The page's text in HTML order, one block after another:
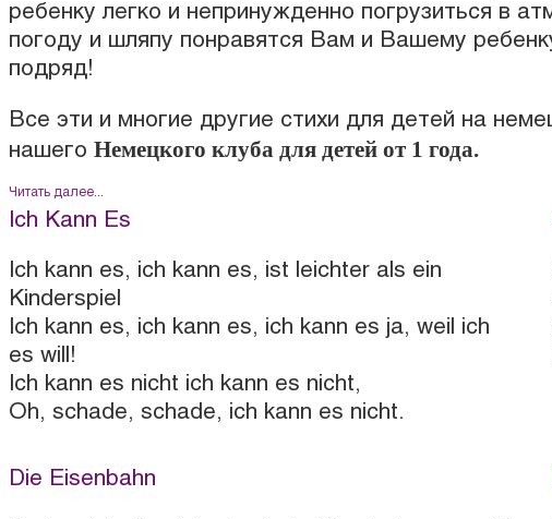
ребенку легко и непринужденно погрузиться в
погоду и шляпу понравятся Вам и Вашему
подряд!
Все эти и многие другие стихи для детей на
нашего Немецкого клуба для детей от 1 года.
Читать далее...
Ich Kann Es
Ich kann es, ich kann es, ist leichter als ein
Kinderspiel
Ich kann es, ich kann es, ich kann es ja, weil ich
es will!
Ich kann es nicht ich kann es nicht,
Oh, schade, schade, ich kann es nicht.
Die Eisenbahn